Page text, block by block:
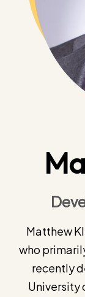
Matthew
who
recently
University